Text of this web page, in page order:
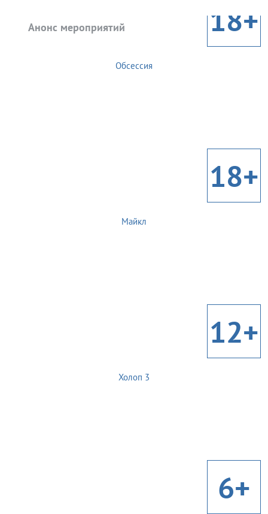
Анонс мероприятий 18+
Обсессия
18+
Майкл
12+
Холоп 3
6+